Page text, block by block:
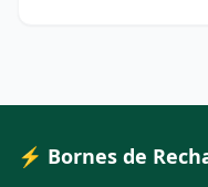
⚡ Bornes de